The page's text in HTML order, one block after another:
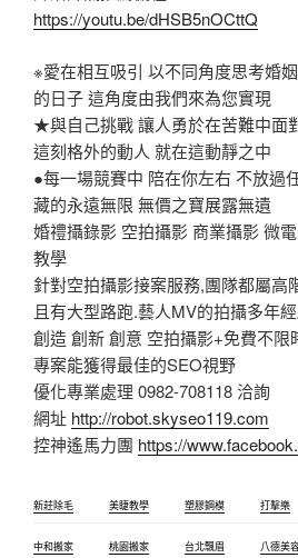
https://youtu.be/dHSB5nOCttQ
※愛在相互吸引 以不同角度思考婚
的日子 這角度由我們來為您實現
★與自己挑戰 讓人勇於在苦難中面
這刻格外的動人 就在這動靜之中
●每一場競賽中 陪在你左右 不放過
藏的永遠無限 無價之寶展露無遺
婚禮攝錄影 空拍攝影 商業攝影 微
教學
針對空拍攝影接案服務,團隊都屬高
且有大型路跑.藝人MV的拍攝多年
創造 創新 創意 空拍攝影+免費不限
專案能獲得最佳的SEO視野
優化專業處理 0982-708118 洽詢
網址 http://robot.skyseo119.com
控神遙馬力團 https://
新莊除毛 美睫教學 塑膠鋼模 打擊樂
中和搬家 桃園搬家 台北飄眉 八德美